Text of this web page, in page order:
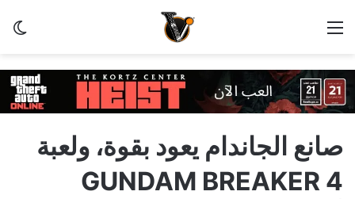
القائمة
صانع الجاندام يعود بقوة، ولعبة
GUNDAM BREAKER 4